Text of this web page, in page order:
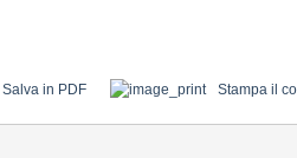
Salva in PDF Stampa il